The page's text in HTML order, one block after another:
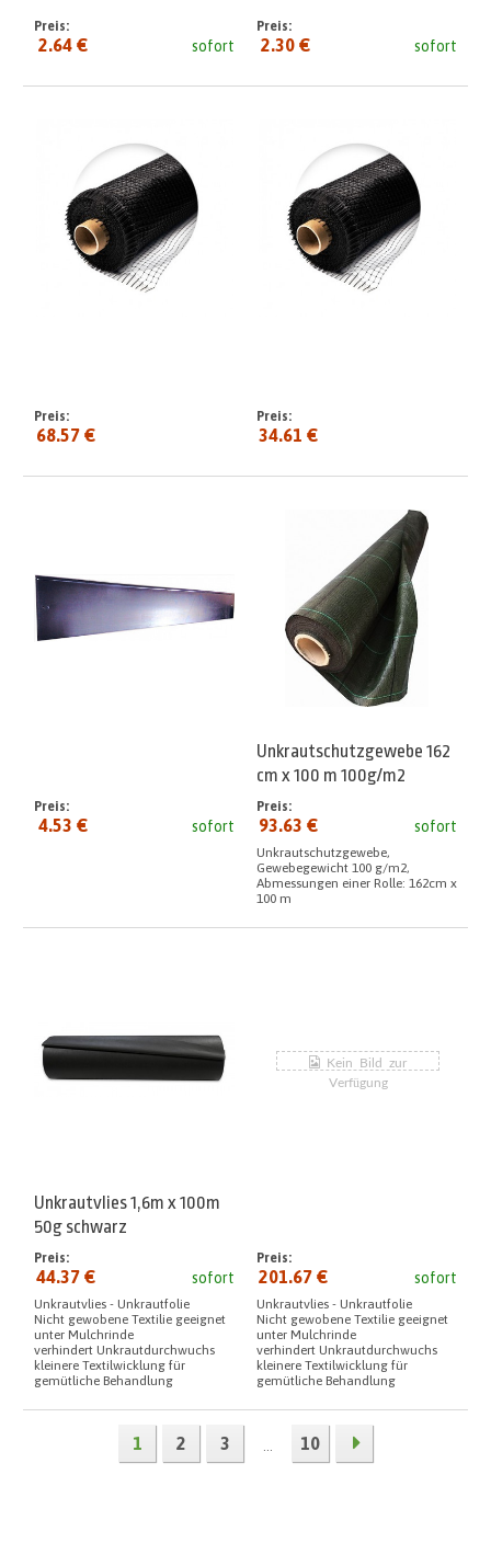
sofort
Preis:
2.64 € sofort
Preis:
2.30 €
Preis:
68.57 €
Preis:
34.61 €
sofort
Preis:
4.53 €
Unkrautschutzgewebe 162
cm x 100 m 100g/m2
sofort
Preis:
93.63 €
Unkrautschutzgewebe,
Gewebegewicht 100 g/m2,
Abmessungen einer Rolle: 162cm x
100 m
Unkrautvlies 1,6m x 100m
50g schwarz
sofort
Preis:
44.37 €
Unkrautvlies - Unkrautfolie
Nicht gewobene Textilie geeignet
unter Mulchrinde
verhindert Unkrautdurchwuchs
kleinere Textilwicklung für
gemütliche Behandlung
sofort
Preis:
201.67 €
Unkrautvlies - Unkrautfolie
Nicht gewobene Textilie geeignet
unter Mulchrinde
verhindert Unkrautdurchwuchs
kleinere Textilwicklung für
gemütliche Behandlung
1 2 3 ... 10